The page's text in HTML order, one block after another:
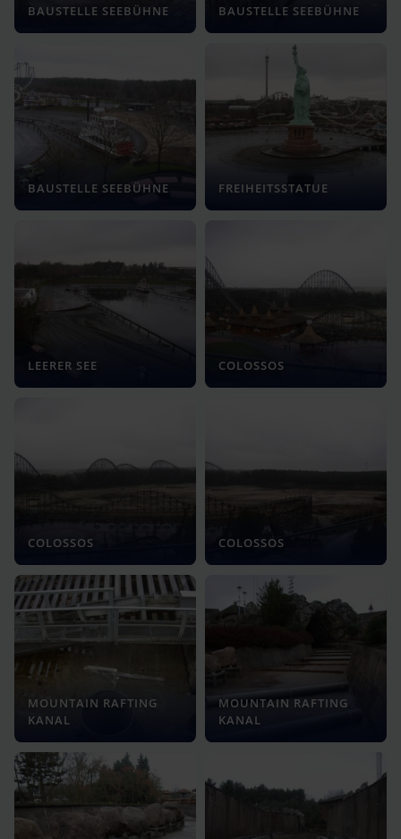
BAUSTELLE SEEBÜHNE BAUSTELLE SEEBÜHNE
BAUSTELLE SEEBÜHNE FREIHEITSSTATUE
LEERER SEE COLOSSOS
COLOSSOS COLOSSOS
MOUNTAIN RAFTING
KANAL
MOUNTAIN RAFTING
KANAL